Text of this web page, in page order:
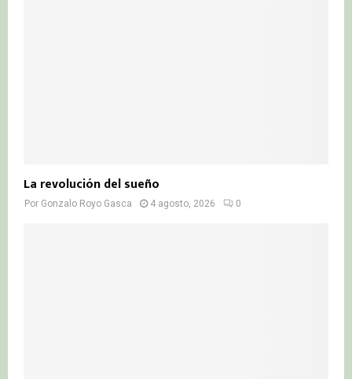
La revolución del sueño
Por Gonzalo Royo Gasca 4 agosto, 2026 0